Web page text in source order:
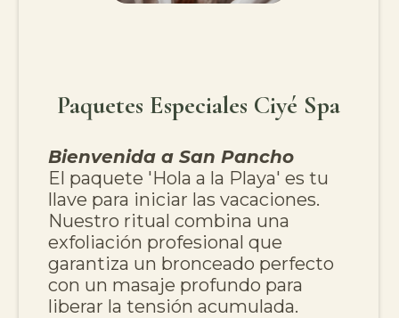
Paquetes Especiales Ciyé Spa
Bienvenida a San Pancho
El paquete 'Hola a la Playa' es tu
llave para iniciar las vacaciones.
Nuestro ritual combina una
exfoliación profesional que
garantiza un bronceado perfecto
con un masaje profundo para
liberar la tensión acumulada.